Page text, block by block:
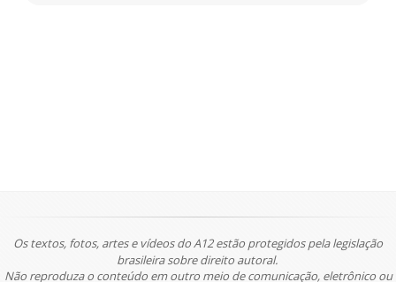
Os textos, fotos, artes e vídeos do A12 estão protegidos pela legislação
brasileira sobre direito autoral.
Não reproduza o conteúdo em outro meio de comunicação, eletrônico ou